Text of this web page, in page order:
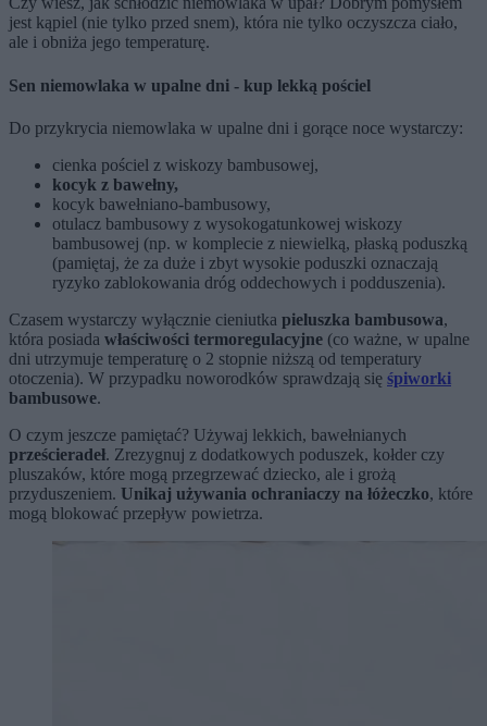
jest kąpiel (nie tylko przed snem), która nie tylko oczyszcza ciało,
ale i obniża jego temperaturę.
Sen niemowlaka w upalne dni - kup lekką pościel
Do przykrycia niemowlaka w upalne dni i gorące noce wystarczy:
cienka pościel z wiskozy bambusowej,
kocyk z bawełny,
kocyk bawełniano-bambusowy,
otulacz bambusowy z wysokogatunkowej wiskozy
bambusowej (np. w komplecie z niewielką, płaską poduszką
(pamiętaj, że za duże i zbyt wysokie poduszki oznaczają
ryzyko zablokowania dróg oddechowych i podduszenia).
Czasem wystarczy wyłącznie cieniutka pieluszka bambusowa,
która posiada właściwości termoregulacyjne (co ważne, w upalne
dni utrzymuje temperaturę o 2 stopnie niższą od temperatury
otoczenia). W przypadku noworodków sprawdzają się śpiworki
bambusowe.
O czym jeszcze pamiętać? Używaj lekkich, bawełnianych
prześcieradeł. Zrezygnuj z dodatkowych poduszek, kołder czy
pluszaków, które mogą przegrzewać dziecko, ale i grożą
przyduszeniem. Unikaj używania ochraniaczy na łóżeczko, które
mogą blokować przepływ powietrza.